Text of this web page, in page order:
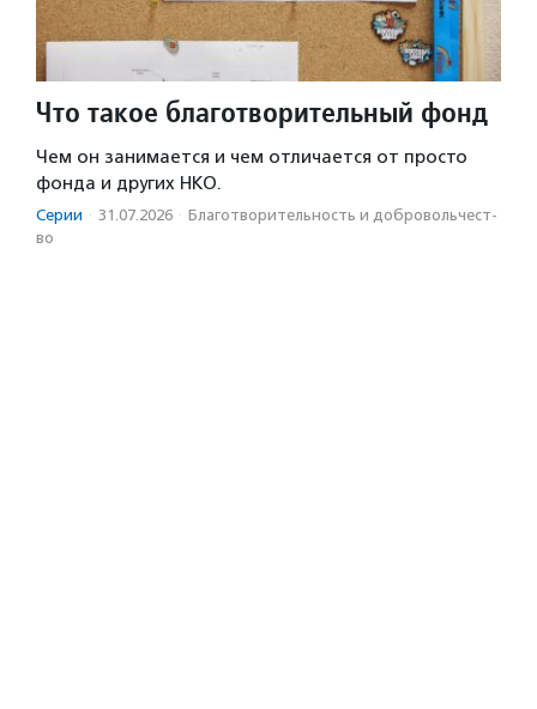
Что такое благотворительный фонд
Чем он занимается и чем отличается от просто
фонда и других НКО.
Серии · 31.07.2026 · Благотвори­тель­ность и доброволь­чест­
во